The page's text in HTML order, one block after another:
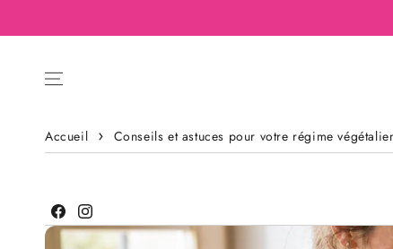
Accueil Conseils et astuces pour votre régime
Facebook
Instagram